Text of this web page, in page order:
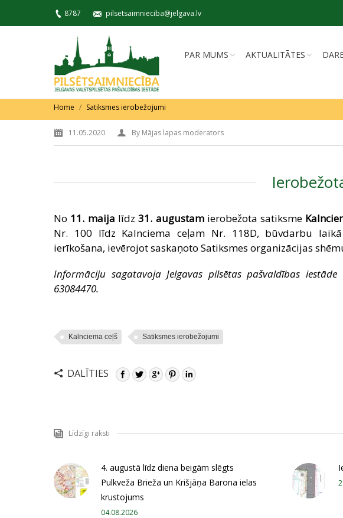
8787 pilsetsaimnieciba@jelgava.lv
PAR MUMS AKTUALITĀTES
You are here:
Home Satiksmes ierobežojumi
11.05.2020 By Mājas lapas moderators
No 11. maija līdz 31. augustam ierobežota satiksme
Nr. 100 līdz Kalnciema ceļam Nr. 118D, būvdarbu
ierīkošana, ievērojot saskaņoto Satiksmes organizācijas
Informāciju sagatavoja Jelgavas pilsētas pašvaldības iestāde
63084470.
Kalnciema ceļš Satiksmes ierobežojumi
DALĪTIES
Līdzīgi raksti
4. augustā līdz diena beigām slēgts
Pulkveža Brieža un Krišjāņa Barona ielas
krustojums
04.08.2026